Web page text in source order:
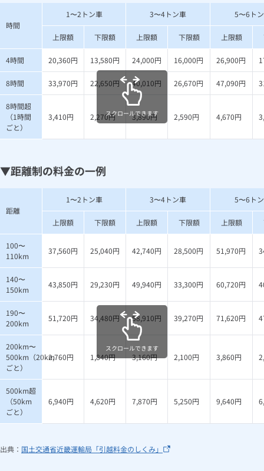
時間
1〜2トン車 3〜4トン車 5〜6ト
上限額 下限額 上限額 下限額 上限額
4時間 20,360円 13,580円 24,000円 16,000円 26,900円
8時間 33,970円 22,650円 40,010円 26,670円 47,090円
8時間超
（1時間
ごと）
3,410円 2,270円 3,890円 2,590円 4,670円
スクロールできます
▼距離制の料金の一例
距離
1〜2トン車 3〜4トン車 5〜6ト
上限額 下限額 上限額 下限額 上限額
100〜
110km
37,560円 25,040円 42,740円 28,500円 51,970円
140〜
150km
43,850円 29,230円 49,940円 33,300円 60,720円
190〜
200km
51,720円 34,480円 58,910円 39,270円 71,620円
200km〜
500km（20km
ごと）
2,760円 1,840円 3,160円 2,100円 3,860円
500km超
（50km
ごと）
6,940円 4,620円 7,870円 5,250円 9,640円
スクロールできます
出典： 国土交通省近畿運輸局「引越料金のしくみ」